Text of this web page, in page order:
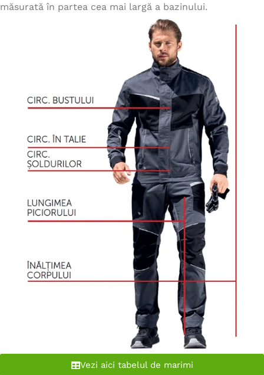
măsurată în partea cea mai largă a bazinului.
Vezi aici tabelul de marimi